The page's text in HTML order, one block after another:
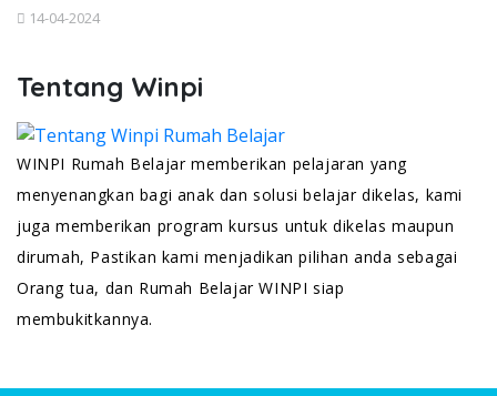
14-04-2024
Tentang Winpi
WINPI Rumah Belajar memberikan pelajaran yang
menyenangkan bagi anak dan solusi belajar dikelas, kami
juga memberikan program kursus untuk dikelas maupun
dirumah, Pastikan kami menjadikan pilihan anda sebagai
Orang tua, dan Rumah Belajar WINPI siap
membukitkannya.